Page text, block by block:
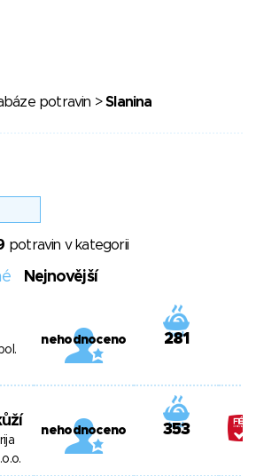
potravin >Slanina
potravin v kategorii
Nejnovější
nehodnoceno 281
nehodnoceno 353